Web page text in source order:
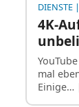
DIENSTE|
4K-
mal
Einige…